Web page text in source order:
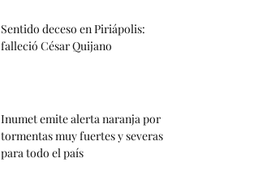
Sentido deceso en Piriápolis:
falleció César Quijano
Inumet emite alerta naranja por
tormentas muy fuertes y severas
para todo el país